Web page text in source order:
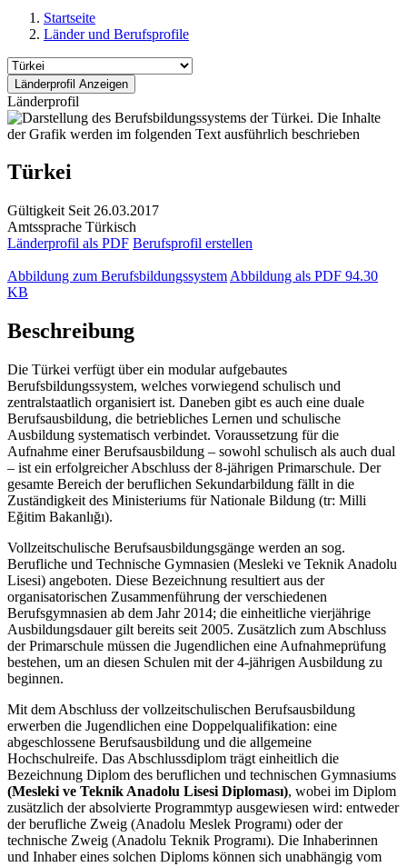
Startseite
Länder und Berufsprofile
Länderprofil
Türkei
Gültigkeit Seit 26.03.2017
Amtssprache Türkisch
Länderprofil als PDF Berufsprofil erstellen
Abbildung zum Berufsbildungssystem Abbildung als PDF 94.30
KB
Beschreibung
Die Türkei verfügt über ein modular aufgebautes
Berufsbildungssystem, welches vorwiegend schulisch und
zentralstaatlich organisiert ist. Daneben gibt es auch eine duale
Berufsausbildung, die betriebliches Lernen und schulische
Ausbildung systematisch verbindet. Voraussetzung für die
Aufnahme einer Berufsausbildung – sowohl schulisch als auch dual
– ist ein erfolgreicher Abschluss der 8-jährigen Primarschule. Der
gesamte Bereich der beruflichen Sekundarbildung fällt in die
Zuständigkeit des Ministeriums für Nationale Bildung (tr: Milli
Eğitim Bakanlığı).
Vollzeitschulische Berufsausbildungsgänge werden an sog.
Berufliche und Technische Gymnasien (Mesleki ve Teknik Anadolu
Lisesi) angeboten. Diese Bezeichnung resultiert aus der
organisatorischen Zusammenführung der verschiedenen
Berufsgymnasien ab dem Jahr 2014; die einheitliche vierjährige
Ausbildungsdauer gilt bereits seit 2005. Zusätzlich zum Abschluss
der Primarschule müssen die Jugendlichen eine Aufnahmeprüfung
bestehen, um an diesen Schulen mit der 4-jährigen Ausbildung zu
beginnen.
Mit dem Abschluss der vollzeitschulischen Berufsausbildung
erwerben die Jugendlichen eine Doppelqualifikation: eine
abgeschlossene Berufsausbildung und die allgemeine
Hochschulreife. Das Abschlussdiplom trägt einheitlich die
Bezeichnung Diplom des beruflichen und technischen Gymnasiums
(Mesleki ve Teknik Anadolu Lisesi Diploması), wobei im Diplom
zusätzlich der absolvierte Programmtyp ausgewiesen wird: entweder
der berufliche Zweig (Anadolu Meslek Programı) oder der
technische Zweig (Anadolu Teknik Programı). Die Inhaberinnen
und Inhaber eines solchen Diploms können sich unabhängig vom